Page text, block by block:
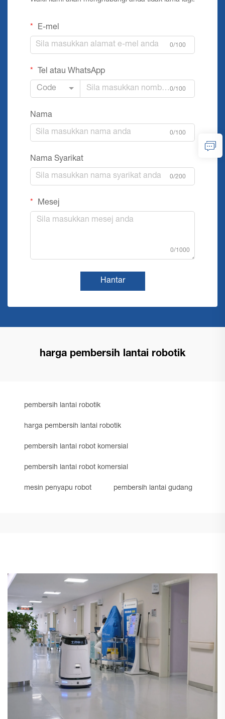
E-mel
0/100
Tel atau WhatsApp
Code 0/100
Nama
0/100
Nama Syarikat
0/200
Mesej
0/1000
Hantar
harga pembersih lantai robotik
pembersih lantai robotik
harga pembersih lantai robotik
pembersih lantai robot komersial
pembersih lantai robot komersial
mesin penyapu robot pembersih lantai gudang